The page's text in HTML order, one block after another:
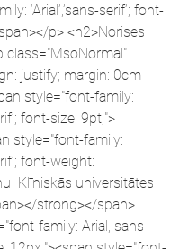
‘Arial’,’sans-serif’; font-
p> <h2>Norises
class="MsoNormal"
justify; margin: 0cm
style="font-family:
font-size: 9pt;">
style="font-family:
font-weight:
Klīniskās universitātes
strong></span>
family: Arial, sans-